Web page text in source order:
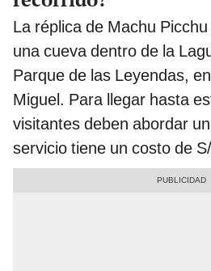
La réplica de Machu
una cueva dentro de la
Parque de las Leyendas,
Miguel. Para llegar hasta
visitantes deben abordar
servicio tiene un costo de